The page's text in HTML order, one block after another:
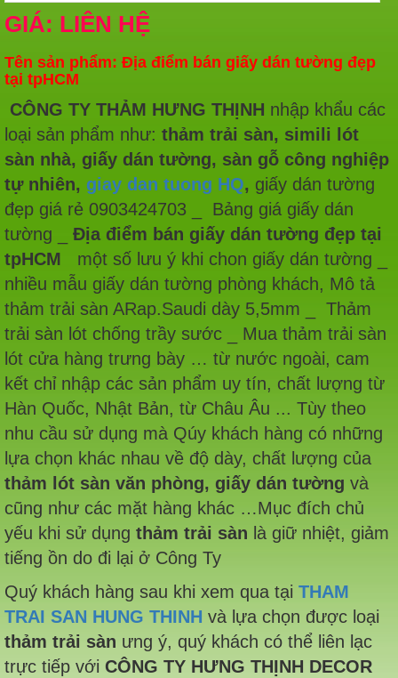
GIÁ: LIÊN HỆ
Tên sản phẩm: Địa điểm bán giấy dán tường đẹp
tại tpHCM
CÔNG TY THẢM HƯNG THỊNH nhập khẩu các
loại sản phẩm như: thảm trải sàn, simili lót
sàn nhà, giấy dán tường, sàn gỗ công nghiệp
tự nhiên, giay dan tuong HQ, giấy dán tường
đẹp giá rẻ 0903424703 _ Bảng giá giấy dán
tường _ Địa điểm bán giấy dán tường đẹp tại
tpHCM một số lưu ý khi chon giấy dán tường _
nhiều mẫu giấy dán tường phòng khách, Mô tả
thảm trải sàn ARap.Saudi dày 5,5mm _ Thảm
trải sàn lót chống trầy sước _ Mua thảm trải sàn
lót cửa hàng trưng bày … từ nước ngoài, cam
kết chỉ nhập các sản phẩm uy tín, chất lượng từ
Hàn Quốc, Nhật Bản, từ Châu Âu ... Tùy theo
nhu cầu sử dụng mà Qúy khách hàng có những
lựa chọn khác nhau về độ dày, chất lượng của
thảm lót sàn văn phòng, giấy dán tường và
cũng như các mặt hàng khác …Mục đích chủ
yếu khi sử dụng thảm trải sàn là giữ nhiệt, giảm
tiếng ồn do đi lại ở Công Ty
Quý khách hàng sau khi xem qua tại THAM
TRAI SAN HUNG THINH và lựa chọn được loại
thảm trải sàn ưng ý, quý khách có thể liên lạc
trực tiếp với CÔNG TY HƯNG THỊNH DECOR